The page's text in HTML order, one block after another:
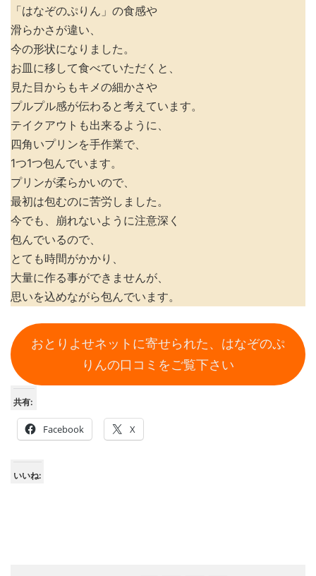
「はなぞのぷりん」の食感や
滑らかさが違い、
今の形状になりました。
お皿に移して食べていただくと、
見た目からもキメの細かさや
プルプル感が伝わると考えています。
テイクアウトも出来るように、
四角いプリンを手作業で、
1つ1つ包んでいます。
プリンが柔らかいので、
最初は包むのに苦労しました。
今でも、崩れないように注意深く
包んでいるので、
とても時間がかかり、
大量に作る事ができませんが、
思いを込めながら包んでいます。
おとりよせネットに寄せられた、はなぞのぷ
りんの口コミをご覧下さい
共有:
Facebook X
いいね: